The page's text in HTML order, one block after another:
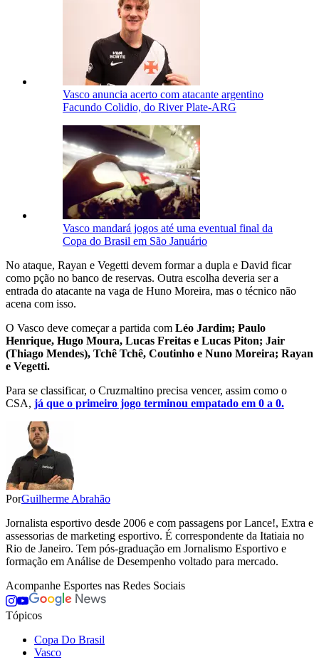
Vasco anuncia acerto com atacante argentino
Facundo Colidio, do River Plate-ARG
Vasco mandará jogos até uma eventual final da
Copa do Brasil em São Januário
No ataque, Rayan e Vegetti devem formar a dupla e David ficar
como pção no banco de reservas. Outra escolha deveria ser a
entrada do atacante na vaga de Huno Moreira, mas o técnico não
acena com isso.
O Vasco deve começar a partida com Léo Jardim; Paulo
Henrique, Hugo Moura, Lucas Freitas e Lucas Piton; Jair
(Thiago Mendes), Tchê Tchê, Coutinho e Nuno Moreira; Rayan
e Vegetti.
Para se classificar, o Cruzmaltino precisa vencer, assim como o
CSA, já que o primeiro jogo terminou empatado em 0 a 0.
PorGuilherme Abrahão
Jornalista esportivo desde 2006 e com passagens por Lance!, Extra e
assessorias de marketing esportivo. É correspondente da Itatiaia no
Rio de Janeiro. Tem pós-graduação em Jornalismo Esportivo e
formação em Análise de Desempenho voltado para mercado.
Acompanhe Esportes nas Redes Sociais
Tópicos
Copa Do Brasil
Vasco